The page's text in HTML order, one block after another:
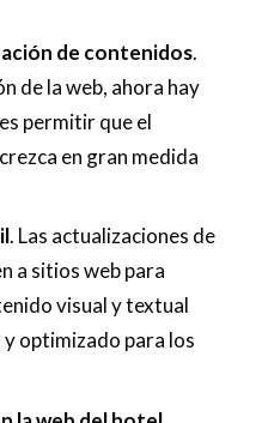
de contenidos.
de la web, ahora hay
permitir que el
en gran medida
. Las actualizaciones de
a sitios web para
visual y textual
optimizado para los